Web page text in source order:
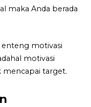
maka Anda berada
motivasi
motivasi
target.